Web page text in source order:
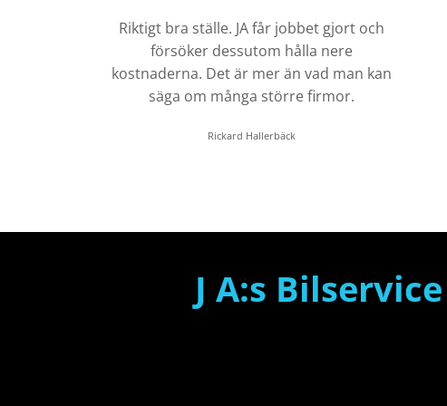
Riktigt bra ställe. JA får jobbet gjort och
försöker dessutom hålla nere
kostnaderna. Det är mer än vad man kan
säga om många större firmor.
Rickard Hallerbäck
J A:s Bilservice